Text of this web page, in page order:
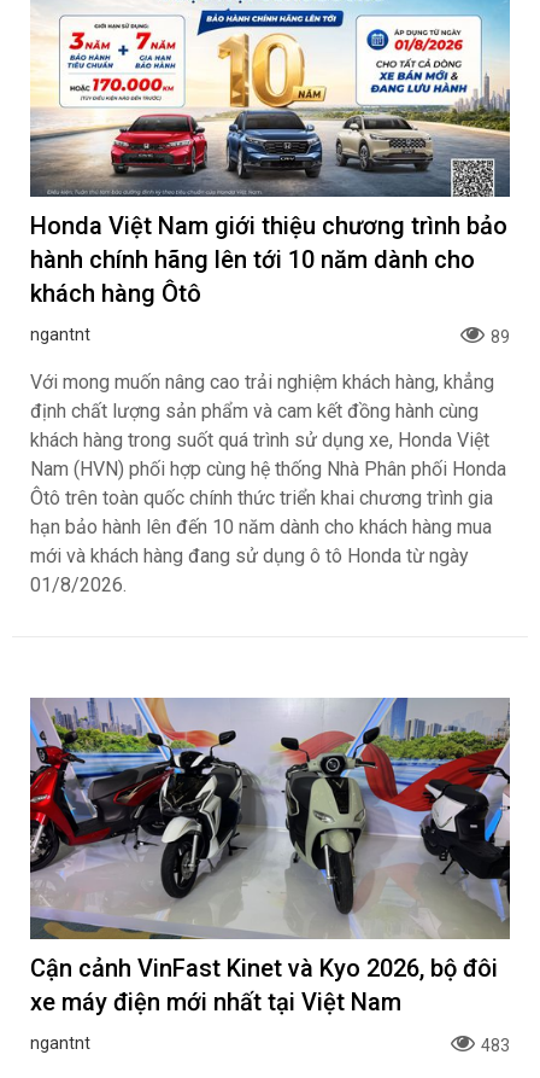
Honda Việt Nam giới thiệu chương trình bảo
hành chính hãng lên tới 10 năm dành cho
khách hàng Ôtô
ngantnt 89
Với mong muốn nâng cao trải nghiệm khách hàng, khẳng
định chất lượng sản phẩm và cam kết đồng hành cùng
khách hàng trong suốt quá trình sử dụng xe, Honda Việt
Nam (HVN) phối hợp cùng hệ thống Nhà Phân phối Honda
Ôtô trên toàn quốc chính thức triển khai chương trình gia
hạn bảo hành lên đến 10 năm dành cho khách hàng mua
mới và khách hàng đang sử dụng ô tô Honda từ ngày
01/8/2026.
Cận cảnh VinFast Kinet và Kyo 2026, bộ đôi
xe máy điện mới nhất tại Việt Nam
ngantnt 483